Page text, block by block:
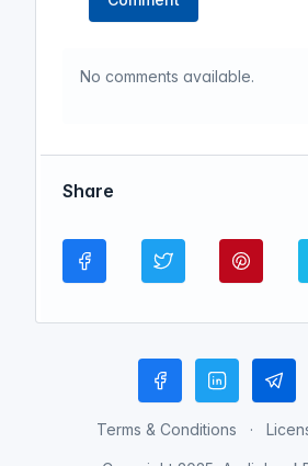
No comments available.
Share
Terms & Conditions